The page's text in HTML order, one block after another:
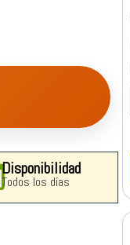
Disponibilidad
Todos los días